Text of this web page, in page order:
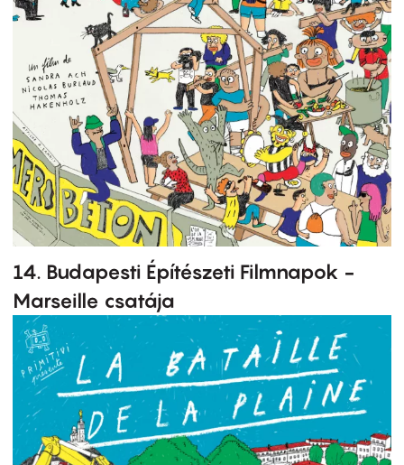
14. Budapesti Építészeti Filmnapok -
Marseille csatája